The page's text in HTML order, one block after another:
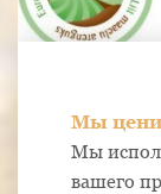
Мы
Мы
вашего